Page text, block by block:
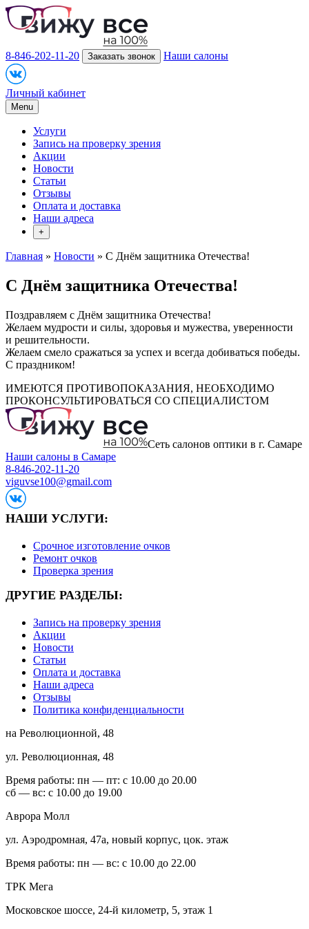
8-846-202-11-20 Заказать звонок Наши салоны
Личный кабинет
Menu
Услуги
Запись на проверку зрения
Акции
Новости
Статьи
Отзывы
Оплата и доставка
Наши адреса
+
Главная » Новости » С Днём защитника Отечества!
С Днём защитника Отечества!
Поздравляем с Днём защитника Отечества!
Желаем мудрости и силы, здоровья и мужества, уверенности
и решительности.
Желаем смело сражаться за успех и всегда добиваться победы.
С праздником!
ИМЕЮТСЯ ПРОТИВОПОКАЗАНИЯ, НЕОБХОДИМО
ПРОКОНСУЛЬТИРОВАТЬСЯ СО СПЕЦИАЛИСТОМ
Сеть салонов оптики в г. Самаре
Наши салоны в Самаре
8-846-202-11-20
viguvse100@gmail.com
НАШИ УСЛУГИ:
Срочное изготовление очков
Ремонт очков
Проверка зрения
ДРУГИЕ РАЗДЕЛЫ:
Запись на проверку зрения
Акции
Новости
Статьи
Оплата и доставка
Наши адреса
Отзывы
Политика конфиденциальности
на Революционной, 48
ул. Революционная, 48
Время работы: пн — пт: с 10.00 до 20.00
сб — вс: с 10.00 до 19.00
Аврора Молл
ул. Аэродромная, 47а, новый корпус, цок. этаж
Время работы: пн — вс: с 10.00 до 22.00
ТРК Мега
Московское шоссе, 24-й километр, 5, этаж 1